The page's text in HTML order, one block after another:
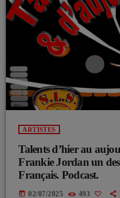
ARTISTES
Talents d’hier au
Frankie Jordan un
Français. Podcast.
today 02/07/2025 493